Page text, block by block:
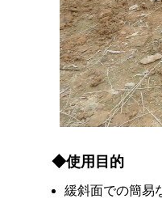
◆使用目的
緩斜面での簡易